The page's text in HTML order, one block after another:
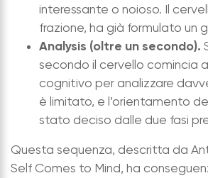
interessante o noioso. Il
frazione, ha già formulato un
Analysis (oltre un secondo).
secondo il cervello comincia
cognitivo per analizzare
è limitato, e l’orientamento
stato deciso dalle due fasi
Questa sequenza, descritta da
Self Comes to Mind, ha